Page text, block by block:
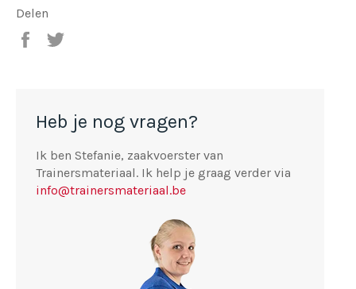
Delen
Deel
Heb je nog vragen?
Ik ben Stefanie, zaakvoerster van
Trainersmateriaal. Ik help je graag verder via
info@trainersmateriaal.be